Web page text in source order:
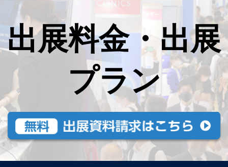
2027年9月_大阪展TOP
インテックス大阪/INTEX Osaka
ビ
ゲ
ー
シ
ョ
ン
折
り
た
た
む
出展料金・出展
プラン